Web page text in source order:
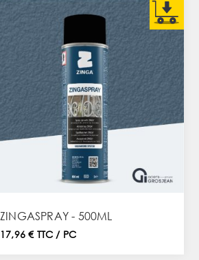
ZINGASPRAY - 500ML
17,96 € TTC / PC